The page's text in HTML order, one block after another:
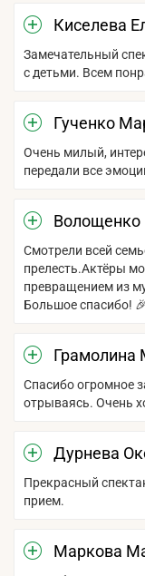
Киселева
Замечательный
с детьми. Всем
Гученко
Очень милый,
передали все
Смотрели всей
прелесть.Актёры
превращением из
Большое спасибо!
Грамолина
Спасибо огромное
отрываясь. Очень
Дурнева
Прекрасный
прием.
Маркова